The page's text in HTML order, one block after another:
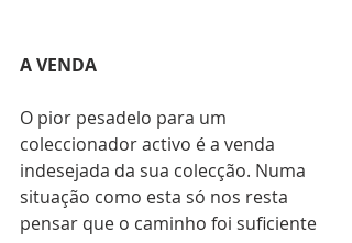
A VENDA
O pior pesadelo para um
coleccionador activo é a venda
indesejada da sua colecção. Numa
situação como esta só nos resta
pensar que o caminho foi suficiente